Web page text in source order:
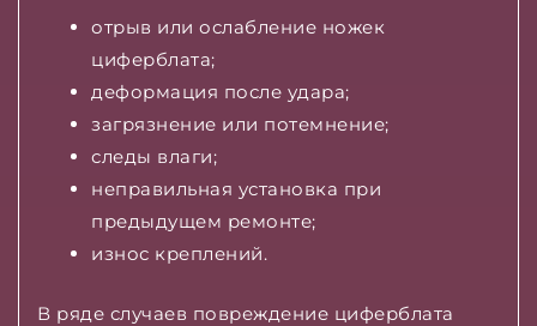
отрыв или ослабление ножек
циферблата;
деформация после удара;
загрязнение или потемнение;
следы влаги;
неправильная установка при
предыдущем ремонте;
износ креплений.
В ряде случаев повреждение циферблата